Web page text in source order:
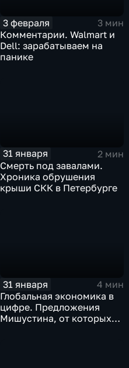
3 февраля
3 мин
Комментарии. Walmart и
Dell: зарабатываем на
панике
31 января
2 мин
Смерть под завалами.
Хроника обрушения
крыши СКК в Петербурге
31 января
4 мин
Глобальная экономика в
цифре. Предложения
Мишустина, от которых